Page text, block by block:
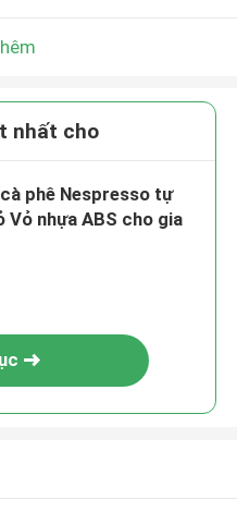
nhất cho
phê Nespresso tự
Vỏ nhựa ABS cho gia